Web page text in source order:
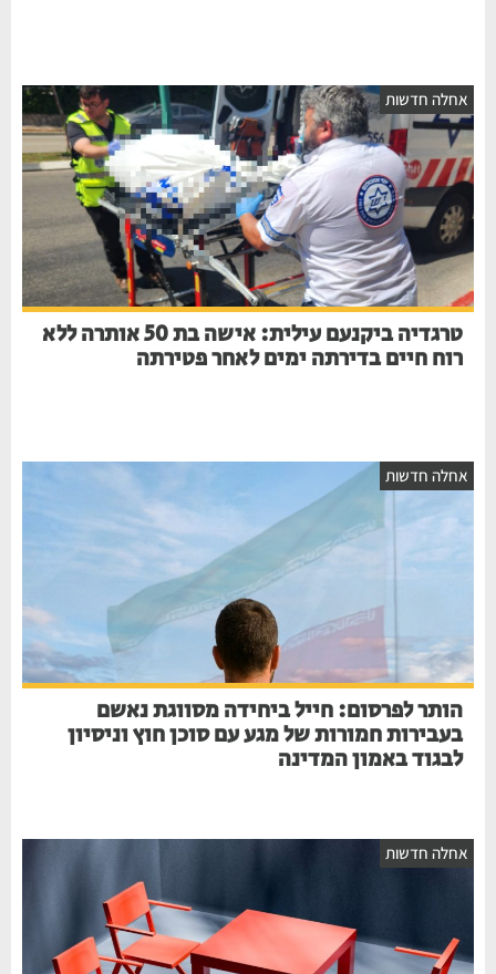
חדשות
טרגדיה ביקנעם עילית: אישה בת 50 אותרה ללא
רוח חיים בדירתה ימים לאחר פטירתה
חדשות
הותר לפרסום: חייל ביחידה מסווגת נאשם
בעבירות חמורות של מגע עם סוכן חוץ וניסיון
לבגוד באמון המדינה
חדשות